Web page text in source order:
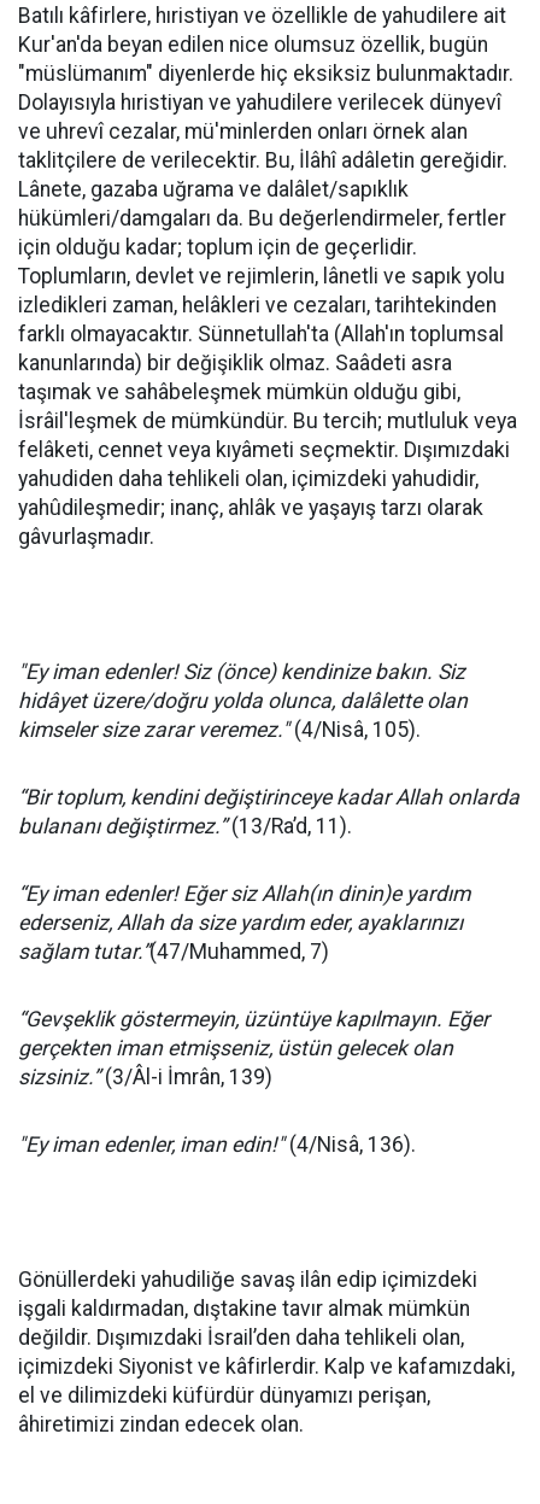
Batılı kâfirlere, hıristiyan ve özellikle de yahudilere ait
Kur'an'da beyan edilen nice olumsuz özellik, bugün
"müslümanım" diyenlerde hiç eksiksiz bulunmaktadır.
Dolayısıyla hıristiyan ve yahudilere verilecek dünyevî
ve uhrevî cezalar, mü'minlerden onları örnek alan
taklitçilere de verilecektir. Bu, İlâhî adâletin gereğidir.
Lânete, gazaba uğrama ve dalâlet/sapıklık
hükümleri/damgaları da. Bu değerlendirmeler, fertler
için olduğu kadar; toplum için de geçerlidir.
Toplumların, devlet ve rejimlerin, lânetli ve sapık yolu
izledikleri zaman, helâkleri ve cezaları, tarihtekinden
farklı olmayacaktır. Sünnetullah'ta (Allah'ın toplumsal
kanunlarında) bir değişiklik olmaz. Saâdeti asra
taşımak ve sahâbeleşmek mümkün olduğu gibi,
İsrâil'leşmek de mümkündür. Bu tercih; mutluluk veya
felâketi, cennet veya kıyâmeti seçmektir. Dışımızdaki
yahudiden daha tehlikeli olan, içimizdeki yahudidir,
yahûdileşmedir; inanç, ahlâk ve yaşayış tarzı olarak
gâvurlaşmadır.
"Ey iman edenler! Siz (önce) kendinize bakın. Siz
hidâyet üzere/doğru yolda olunca, dalâlette olan
kimseler size zarar veremez."(4/Nisâ, 105).
“Bir toplum, kendini değiştirinceye kadar Allah onlarda
bulananı değiştirmez.”(13/Ra’d, 11).
“Ey iman edenler! Eğer siz Allah(ın dinin)e yardım
ederseniz, Allah da size yardım eder, ayaklarınızı
sağlam tutar.”(47/Muhammed, 7)
“Gevşeklik göstermeyin, üzüntüye kapılmayın. Eğer
gerçekten iman etmişseniz, üstün gelecek olan
sizsiniz.”(3/Âl-i İmrân, 139)
"Ey iman edenler, iman edin!"(4/Nisâ, 136).
Gönüllerdeki yahudiliğe savaş ilân edip içimizdeki
işgali kaldırmadan, dıştakine tavır almak mümkün
değildir. Dışımızdaki İsrail’den daha tehlikeli olan,
içimizdeki Siyonist ve kâfirlerdir. Kalp ve kafamızdaki,
el ve dilimizdeki küfürdür dünyamızı perişan,
âhiretimizi zindan edecek olan.